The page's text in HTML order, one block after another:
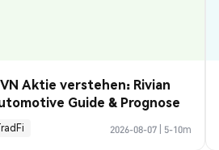
Aktie verstehen: Rivian
Guide & Prognose
2026-08-07 5-10m